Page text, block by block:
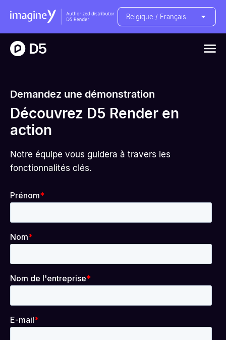
Belgique / Français
Demandez une démonstration
Découvrez D5 Render en
action
Notre équipe vous guidera à travers les
fonctionnalités clés.